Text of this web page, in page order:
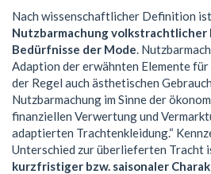
Nach wissenschaftlicher Definition
Nutzbarmachung volkstrachtlicher
Bedürfnisse der Mode.
Adaption der erwähnten Elemente für
der Regel auch ästhetischen
Nutzbarmachung im Sinne der
finanziellen Verwertung und
adaptierten Trachtenkleidung.“
Unterschied zur überlieferten Tracht
kurzfristiger bzw. saisonaler